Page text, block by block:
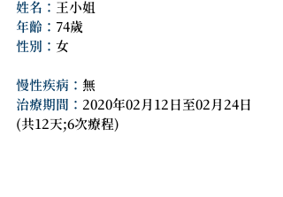
姓名： 王小姐
年齡： 74歲
性別： 女
慢性疾病： 無
治療期間： 2020年02月12日至02月24日
(共12天;6次療程)